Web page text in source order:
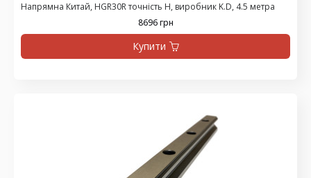
Напрямна Китай, HGR30R точність H, виробник K.D, 4.5 метра
8696 грн
Купити